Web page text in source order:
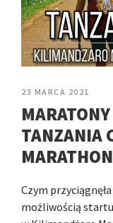
23 MARCA 2021
TANZANIA
Czym
możliwością